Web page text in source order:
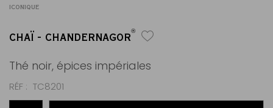
ICONIQUE
CHAÏ - CHANDERNAGOR®
Thé noir, épices impériales
RÉF TC8201